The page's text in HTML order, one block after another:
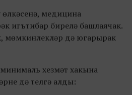
өлкәсенә, медицина
игътибар бирелә башлаячак.
мөмкинлекләр дә югарырак
хезмәт хакына
дә телгә алды: